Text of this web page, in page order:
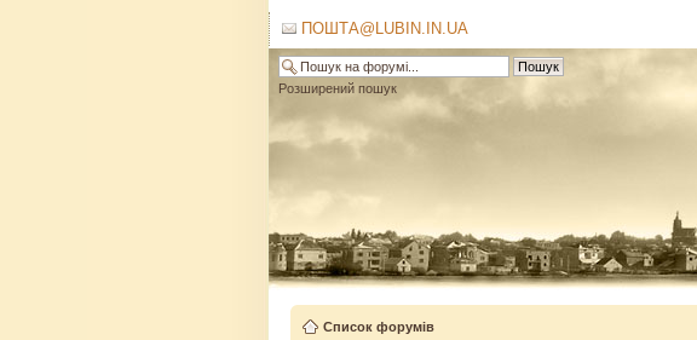
ПОШТА@LUBIN.IN.UA
Розширений пошук
Список форумів